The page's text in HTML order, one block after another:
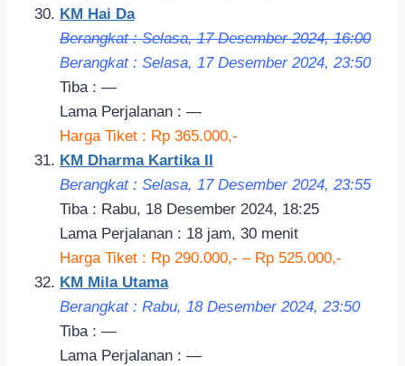
KM Hai Da
Berangkat : Selasa, 17 Desember 2024, 16:00
Berangkat : Selasa, 17 Desember 2024, 23:50
Tiba : —
Lama Perjalanan : —
Harga Tiket : Rp 365.000,-
KM Dharma Kartika II
Berangkat : Selasa, 17 Desember 2024, 23:55
Tiba : Rabu, 18 Desember 2024, 18:25
Lama Perjalanan : 18 jam, 30 menit
Harga Tiket : Rp 290.000,- – Rp 525.000,-
KM Mila Utama
Berangkat : Rabu, 18 Desember 2024, 23:50
Tiba : —
Lama Perjalanan : —